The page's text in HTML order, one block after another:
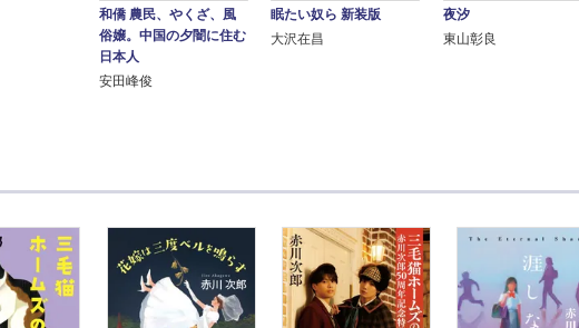
和僑 農民、やくざ、風
俗嬢。中国の夕闇に住む
日本人
安田峰俊
眠たい奴ら 新装版
大沢在昌
夜汐
東山彰良